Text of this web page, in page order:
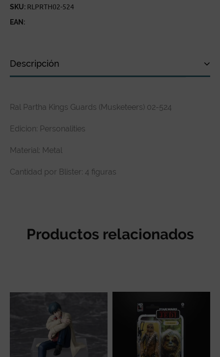
SKU: RLPRTH02-524
EAN:
Descripción
Especificaciones técnicas
Reseñas de clientes
Ral Partha Kings Guards (Musketeers) 02-524
Edicion: Personalities
Material: Metal
Cantidad por Blister: 4 figuras
Productos relacionados